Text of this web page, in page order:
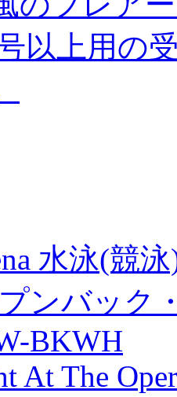
以上用の
水泳(競
ンバック
BKWH
At The